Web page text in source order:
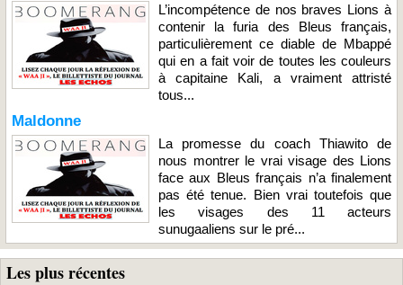
L’incompétence de nos braves Lions à
contenir la furia des Bleus français,
particulièrement ce diable de Mbappé
qui en a fait voir de toutes les couleurs
à capitaine Kali, a vraiment attristé
tous...
Maldonne
La promesse du coach Thiawito de
nous montrer le vrai visage des Lions
face aux Bleus français n’a finalement
pas été tenue. Bien vrai toutefois que
les visages des 11 acteurs
sunugaaliens sur le pré...
Les plus récentes